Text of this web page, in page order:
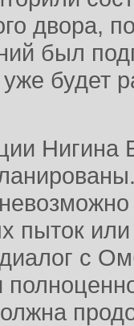
двора,
был
уже будет
Нигина
пыток
с